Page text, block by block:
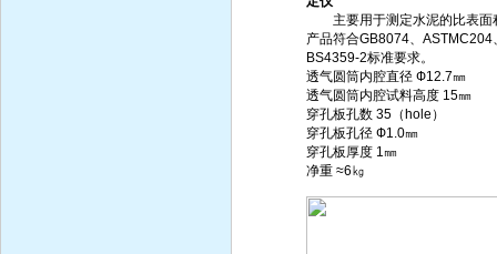
主要用于测定水泥的比表面
产品符合GB8074、ASTMC204
BS4359-2标准要求。
透气圆筒内腔直径 Ф12.7㎜
透气圆筒内腔试料高度 15㎜
穿孔板孔数 35（hole）
穿孔板孔径 Ф1.0㎜
穿孔板厚度 1㎜
净重 ≈6㎏